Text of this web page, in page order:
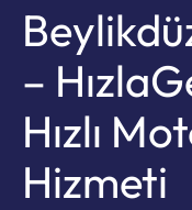
–
Hızlı
Hizmeti